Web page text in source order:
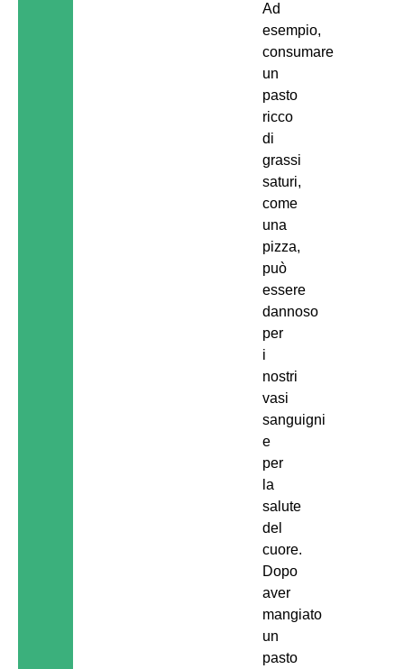
Ad
esempio,
consumare
un
pasto
ricco
di
grassi
saturi,
come
una
pizza,
può
essere
dannoso
per
i
nostri
vasi
sanguigni
e
per
la
salute
del
cuore.
Dopo
aver
mangiato
un
pasto